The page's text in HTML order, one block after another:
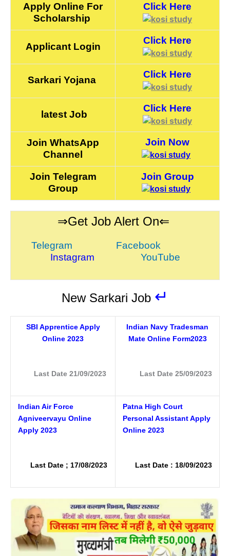
Apply Online For
Scholarship
Click Here
Applicant Login
Click Here
Sarkari Yojana
Click Here
latest Job
Click Here
Join WhatsApp
Channel
Join Now
Join Telegram
Group
Join Group
⇒Get Job Alert On⇐
Telegram
Facebook
Instagram
YouTube
New Sarkari Job ↵
SBI Apprentice Apply
Online 2023
Last Date 21/09/2023
Indian Navy Tradesman
Mate Online Form2023
Last Date 25/09/2023
Indian Air Force
Agniveervayu Online
Apply 2023
Last Date ; 17/08/2023
Patna High Court
Personal Assistant Apply
Online 2023
Last Date : 18/09/2023